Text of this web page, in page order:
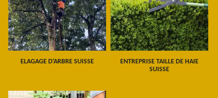
ELAGAGE D'ARBRE SUISSE
ENTREPRISE TAILLE DE HAIE
SUISSE